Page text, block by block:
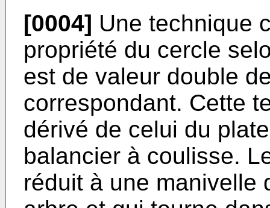
[0004] Une technique
propriété du cercle
est de valeur double
correspondant. Cette
dérivé de celui du
balancier à coulisse.
réduit à une manivelle